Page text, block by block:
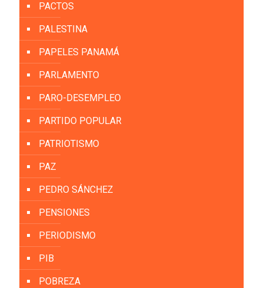
PACTOS
PALESTINA
PAPELES PANAMÁ
PARLAMENTO
PARO-DESEMPLEO
PARTIDO POPULAR
PATRIOTISMO
PAZ
PEDRO SÁNCHEZ
PENSIONES
PERIODISMO
PIB
POBREZA